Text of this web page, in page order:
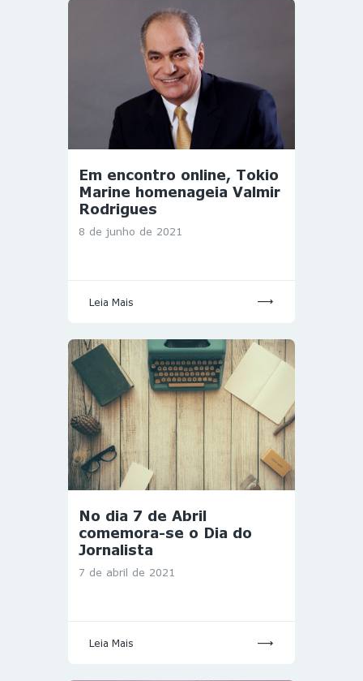
Em encontro online, Tokio
Marine homenageia Valmir
Rodrigues
8 de junho de 2021
Leia Mais
No dia 7 de Abril
comemora-se o Dia do
Jornalista
7 de abril de 2021
Leia Mais